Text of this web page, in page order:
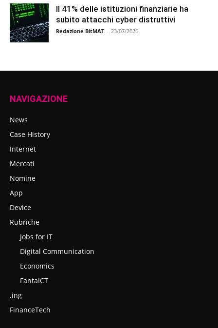
Il 41% delle istituzioni finanziarie ha
subito attacchi cyber distruttivi
Redazione BitMAT - 23/07/2026
NAVIGAZIONE
News
Case History
Internet
Mercati
Nomine
App
Device
Rubriche
Jobs for IT
Digital Communication
Economics
FantaICT
.ing
FinanceTech